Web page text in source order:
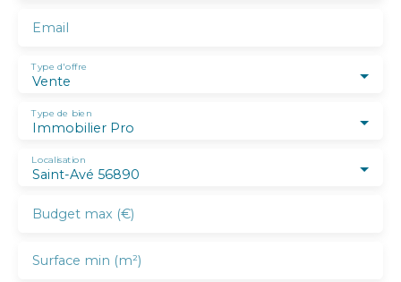
Email
Vente
Type d'offre
Immobilier Pro
Type de bien
Saint-Avé 56890
Localisation
Budget max (€)
Surface min (m²)